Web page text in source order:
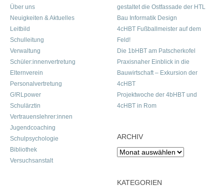
Über uns
Neuigkeiten & Aktuelles
Leitbild
Schulleitung
Verwaltung
Schüler:innenvertretung
Elternverein
Personalvertretung
G!RLpower
Schulärztin
Vertrauenslehrer:innen
Jugendcoaching
Schulpsychologie
Bibliothek
Versuchsanstalt
gestaltet die Ostfassade der HTL
Bau Informatik Design
4cHBT Fußballmeister auf dem
Feld!
Die 1bHBT am Patscherkofel
Praxisnaher Einblick in die
Bauwirtschaft – Exkursion der
4cHBT
Projektwoche der 4bHBT und
4cHBT in Rom
ARCHIV
Archiv
KATEGORIEN